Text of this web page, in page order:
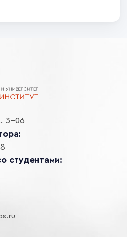
3-06
студентами: